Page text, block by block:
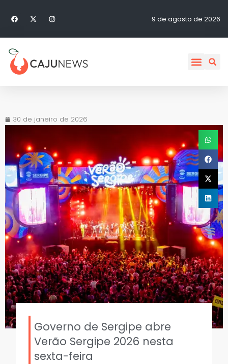
9 de agosto de 2026
30 de janeiro de 2026
Governo de Sergipe abre
Verão Sergipe 2026 nesta
sexta-feira